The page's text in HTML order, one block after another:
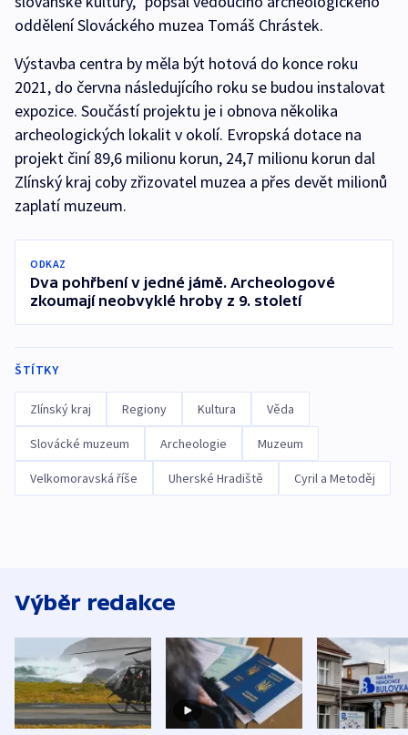
oddělení Slováckého muzea Tomáš Chrástek.
Výstavba centra by měla být hotová do konce roku
2021, do června následujícího roku se budou instalovat
expozice. Součástí projektu je i obnova několika
archeologických lokalit v okolí. Evropská dotace na
projekt činí 89,6 milionu korun, 24,7 milionu korun dal
Zlínský kraj coby zřizovatel muzea a přes devět milionů
zaplatí muzeum.
ODKAZ
Dva pohřbení v jedné jámě. Archeologové
zkoumají neobvyklé hroby z 9. století
ŠTÍTKY
Zlínský kraj Regiony Kultura Věda
Slovácké muzeum Archeologie Muzeum
Velkomoravská říše Uherské Hradiště Cyril a Metoděj
Výběr redakce